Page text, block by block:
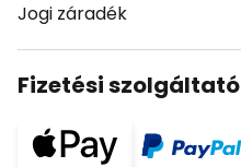
Jogi záradék
Fizetési szolgáltató